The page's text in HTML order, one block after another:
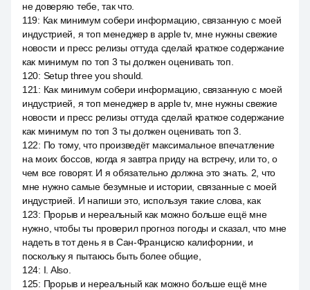
не доверяю тебе, так что.
119: Как минимум собери информацию, связанную с моей
индустрией, я топ менеджер в apple tv, мне нужны свежие
новости и пресс релизы оттуда сделай краткое содержание
как минимум по топ 3 ты должен оценивать топ.
120: Setup three you should.
121 : Как минимум собери информацию, связанную с моей
индустрией, я топ менеджер в apple tv, мне нужны свежие
новости и пресс релизы оттуда сделай краткое содержание
как минимум по топ 3 ты должен оценивать топ 3.
122: По тому, что произведёт максимальное впечатление
на моих боссов, когда я завтра приду на встречу, или то, о
чем все говорят. И я обязательно должна это знать. 2, что
мне нужно самые безумные и истории, связанные с моей
индустрией. И напиши это, используя такие слова, как
123: Прорыв и нереальный как можно больше ещё мне
нужно, чтобы ты проверил прогноз погоды и сказал, что мне
надеть в тот день я в Сан-Франциско калифорнии, и
поскольку я пытаюсь быть более общие,
124: I. Also.
125: Прорыв и нереальный как можно больше ещё мне